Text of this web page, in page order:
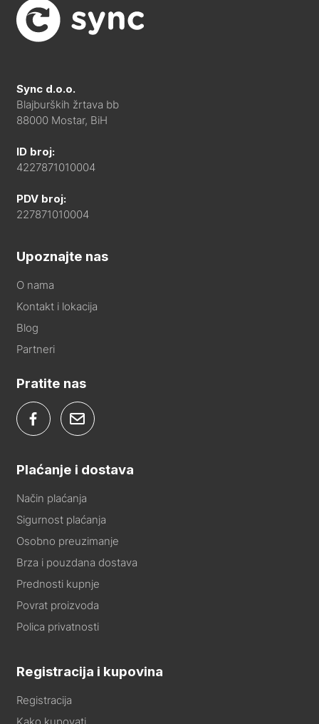
Sync d.o.o.
Blajburških žrtava bb
88000 Mostar, BiH
ID broj:
4227871010004
PDV broj:
227871010004
Upoznajte nas
O nama
Kontakt i lokacija
Blog
Partneri
Pratite nas
Plaćanje i dostava
Način plaćanja
Sigurnost plaćanja
Osobno preuzimanje
Brza i pouzdana dostava
Prednosti kupnje
Povrat proizvoda
Polica privatnosti
Registracija i kupovina
Registracija